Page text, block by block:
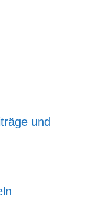
und